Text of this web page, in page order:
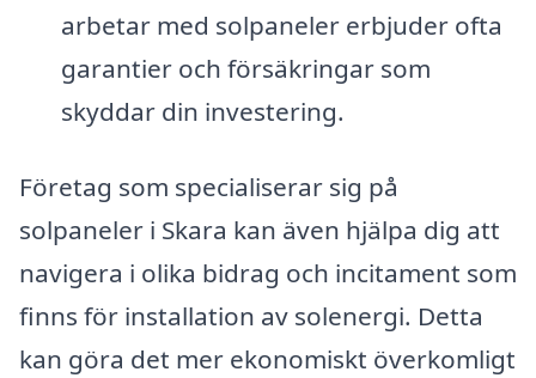
arbetar med solpaneler erbjuder ofta
garantier och försäkringar som
skyddar din investering.
Företag som specialiserar sig på
solpaneler i Skara kan även hjälpa dig att
navigera i olika bidrag och incitament som
finns för installation av solenergi. Detta
kan göra det mer ekonomiskt överkomligt